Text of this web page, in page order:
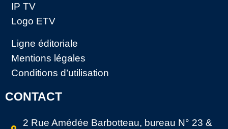
IP TV
Logo ETV
Ligne éditoriale
Mentions légales
Conditions d’utilisation
CONTACT
2 Rue Amédée Barbotteau, bureau N° 23 &